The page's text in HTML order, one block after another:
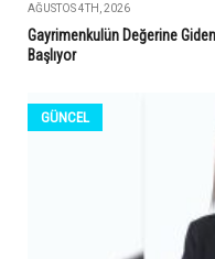
AĞUSTOS 4TH, 2026
Gayrimenkulün Değerine
Başlıyor
GÜNCEL